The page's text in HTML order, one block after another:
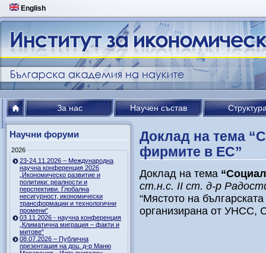
English
За нас Научен състав
Научни форуми
2026
23-24.11.2026 – Международна
научна конференция 2026
„Икономическо развитие и
политики: реалности и
перспективи. Глобална
несигурност, икономически
трансформации и технологични
промени“
03.11.2026 - научна конференция
„Климатична миграция – факти и
митове“
08.07.2026 – Публична
презентация на доц. д-р Маню
Доклад на тема
фирмите в ЕС”
Доклад на тема
ст.н.с. ІІ ст. д-р
“Мястото на
организирана от УНСС,